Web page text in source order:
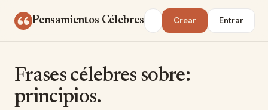
Pensamientos Célebres Buscar Crear Entrar
Frases célebres sobre:
principios.